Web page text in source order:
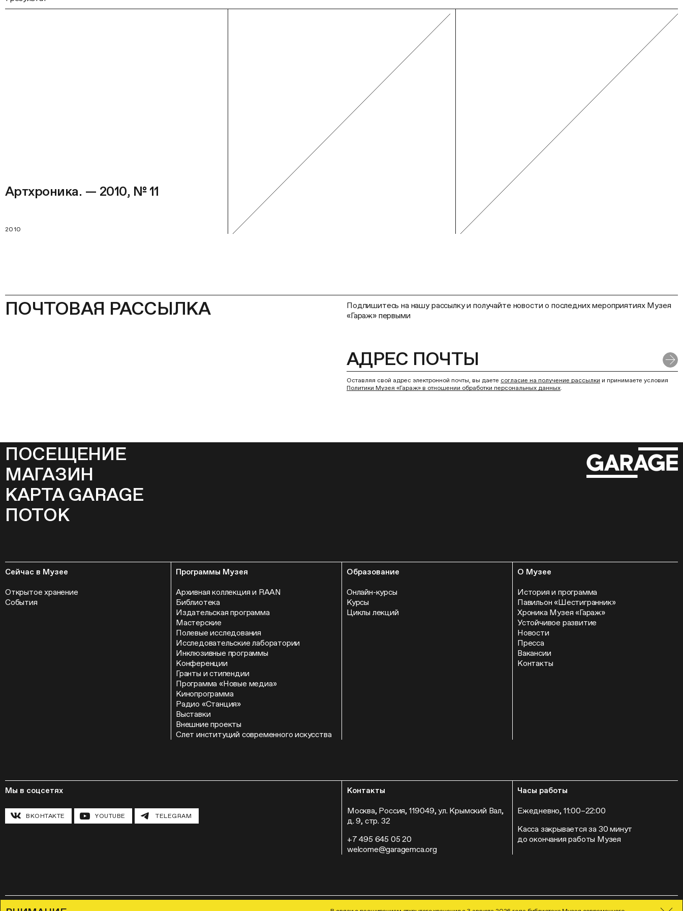
Артхроника. — 2010, № 11
2010
ПОЧТОВАЯ РАССЫЛКА
Подпишитесь на нашу рассылку и получайте новости о последних мероприятиях Музея
«Гараж» первыми
Оставляя свой адрес электронной почты, вы даете согласие на получение рассылки и принимаете условия
Политики Музея «Гараж» в отношении обработки персональных данных.
ПОСЕЩЕНИЕ
МАГАЗИН
КАРТА GARAGE
ПОТОК
Сейчас в Музее
Открытое хранение
События
Программы Музея
Архивная коллекция и RAAN
Библиотека
Издательская программа
Мастерские
Полевые исследования
Исследовательские лаборатории
Инклюзивные программы
Конференции
Гранты и стипендии
Программа «Новые медиа»
Кинопрограмма
Радио «Станция»
Выставки
Внешние проекты
Слет институций современного искусства
Образование
Онлайн-курсы
Курсы
Циклы лекций
О Музее
История и программа
Павильон «Шестигранник»
Хроника Музея «Гараж»
Устойчивое развитие
Новости
Пресса
Вакансии
Контакты
Мы в соцсетях
ВКОНТАКТЕ YOUTUBE TELEGRAM
Контакты
Москва, Россия, 119049, ул. Крымский Вал,
д. 9, стр. 32
+7 495 645 05 20
welcome@garagemca.org
Часы работы
Ежедневно, 11:00–22:00
Касса закрывается за 30 минут
до окончания работы Музея